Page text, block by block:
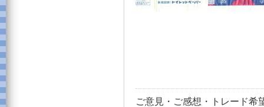
ご意見・ご感想・トレード